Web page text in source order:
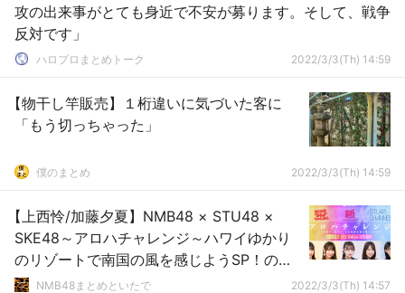
攻の出来事がとても身近で不安が募ります。そして、戦争
反対です」
ハロプロまとめトーク 2022/3/3(Th) 14:59
【物干し竿販売】１桁違いに気づいた客に
「もう切っちゃった」
僕のまとめ 2022/3/3(Th) 14:59
【上西怜/加藤夕夏】NMB48 × STU48 ×
SKE48～アロハチャレンジ～ハワイゆかり
のリゾートで南国の風を感じようSP！の配
信が決定
NMB48まとめといたで 2022/3/3(Th) 14:57